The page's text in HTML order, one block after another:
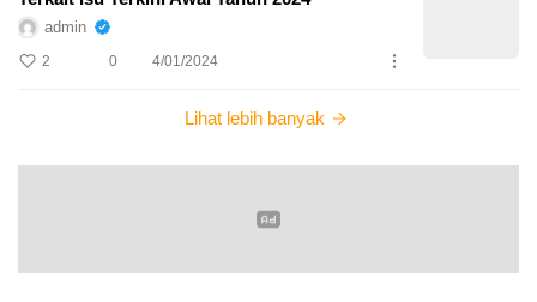
admin
2 0 4/01/2024
Lihat lebih banyak